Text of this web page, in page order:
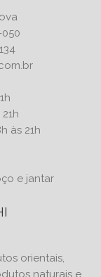
às 21h
e jantar
orientais,
naturais e